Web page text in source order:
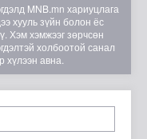
MNB.mn хариуцлага
хууль зүйн болон ёс
Хэм хэмжээг зөрчсөн
холбоотой санал
хүлээн авна.